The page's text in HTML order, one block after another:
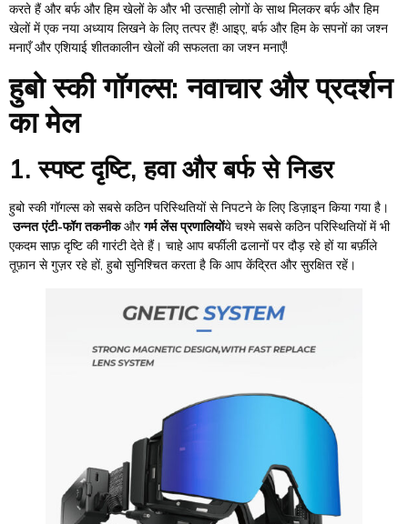
करते हैं और बर्फ और हिम खेलों के और भी उत्साही लोगों के साथ मिलकर बर्फ और हिम
खेलों में एक नया अध्याय लिखने के लिए तत्पर हैं! आइए, बर्फ और हिम के सपनों का जश्न
मनाएँ और एशियाई शीतकालीन खेलों की सफलता का जश्न मनाएँ!
हुबो स्की गॉगल्स: नवाचार और प्रदर्शन
का मेल
1. स्पष्ट दृष्टि, हवा और बर्फ से निडर
हुबो स्की गॉगल्स को सबसे कठिन परिस्थितियों से निपटने के लिए डिज़ाइन किया गया है।
उन्नत एंटी-फॉग तकनीकऔरगर्म लेंस प्रणालियोंये चश्मे सबसे कठिन परिस्थितियों में भी
एकदम साफ़ दृष्टि की गारंटी देते हैं। चाहे आप बर्फीली ढलानों पर दौड़ रहे हों या बर्फ़ीले
तूफ़ान से गुज़र रहे हों, हुबो सुनिश्चित करता है कि आप केंद्रित और सुरक्षित रहें।